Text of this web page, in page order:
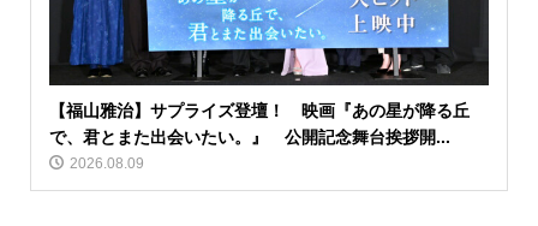
【福山雅治】サプライズ登壇！ 映画『あの星が降る丘
で、君とまた出会いたい。』 公開記念舞台挨拶開...
2026.08.09